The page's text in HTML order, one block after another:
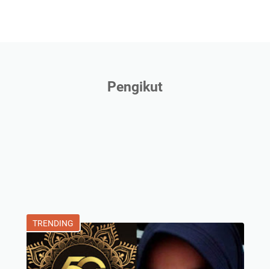
Pengikut
TRENDING